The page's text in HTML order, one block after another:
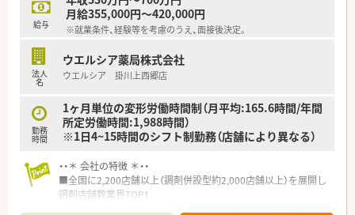
企画力を高め、企業の幹部として活躍して行ける力を養う幹部研
修もございます
・総合科目を応需しているのでスキルアップが望める環境です。
・処方箋枚数は平均40～50枚/日です。
して20時間含む、ただし実際の残業は全社10時間平均）
給与
月給355,000円～420,000円
※就業条件、経験等を考慮のうえ、面接後決定。
法人
名
ウエルシア薬局株式会社
ウエルシア 掛川上西郷店
勤務
時間
1ヶ月単位の変形労働時間制（月平均:165.6時間/年間
所定労働時間:1,988時間）
※1日4~15時間のシフト制勤務（店舗により異なる）
・・＊ 会社の特徴 ＊・・
■全国に2,200店舗以上（調剤併設型約2,000店舗以上）を展開し
調剤店舗数業界TOP！